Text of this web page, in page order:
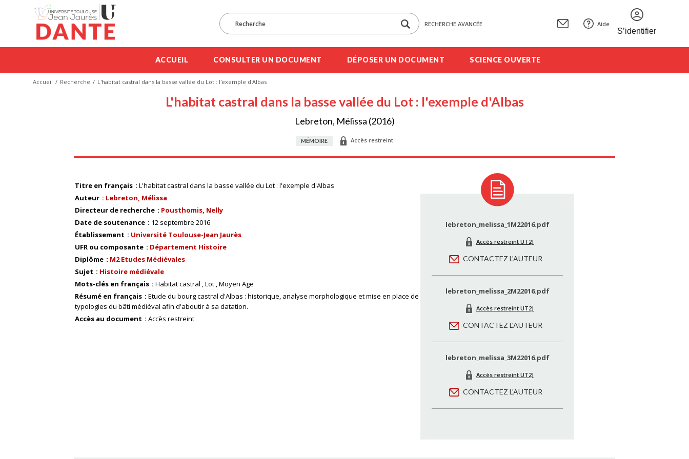
RECHERCHE AVANCÉE Aide
S’identifier
ACCUEIL CONSULTER UN DOCUMENT DÉPOSER UN DOCUMENT SCIENCE OUVERTE
Accueil Recherche L'habitat castral dans la basse vallée du Lot : l'exemple d'Albas
L'habitat castral dans la basse vallée du Lot : l'exemple d'Albas
Lebreton, Mélissa (2016)
MÉMOIRE Accès restreint
Titre en français
L'habitat castral dans la basse vallée du Lot : l'exemple d'Albas
Auteur
Lebreton, Mélissa
Directeur de recherche
Pousthomis, Nelly
Date de soutenance
12 septembre 2016
Établissement
Université Toulouse-Jean Jaurès
UFR ou composante
Département Histoire
Diplôme
M2 Etudes Médiévales
Sujet
Histoire médiévale
Mots-clés en français
Habitat castral Lot Moyen Age
Résumé en français
Etude du bourg castral d'Albas : historique, analyse morphologique et mise en place de
typologies du bâti médiéval afin d'aboutir à sa datation.
Accès au document
Accès restreint
lebreton_melissa_1M22016.pdf
Accès restreint UT2J
CONTACTEZ L'AUTEUR
lebreton_melissa_2M22016.pdf
Accès restreint UT2J
CONTACTEZ L'AUTEUR
lebreton_melissa_3M22016.pdf
Accès restreint UT2J
CONTACTEZ L'AUTEUR